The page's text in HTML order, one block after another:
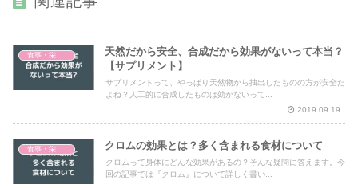
天然だから安全、合成だから効果がないって本当？
【サプリメント】
サプリメントって、やっぱり天然物から抽出したものの方が安全だ
よね？人工的に合成したものは効かないって...
2019.09.19
クロムの効果とは？多く含まれる食材について
クロムって身体にどんな効果があるの？そんな疑問に答えます。今
回の記事では『クロム』について詳しく書い...